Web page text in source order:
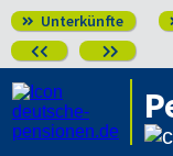
 Unterkünfte
 